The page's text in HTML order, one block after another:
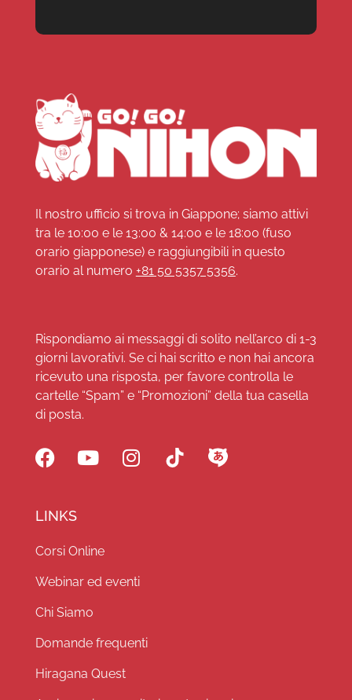
Il nostro ufficio si trova in Giappone; siamo attivi
tra le 10:00 e le 13:00 & 14:00 e le 18:00 (fuso
orario giapponese) e raggiungibili in questo
orario al numero +81 50 5357 5356.
Rispondiamo ai messaggi di solito nell’arco di 1-3
giorni lavorativi. Se ci hai scritto e non hai ancora
ricevuto una risposta, per favore controlla le
cartelle “Spam” e “Promozioni” della tua casella
di posta.
LINKS
Corsi Online
Webinar ed eventi
Chi Siamo
Domande frequenti
Hiragana Quest